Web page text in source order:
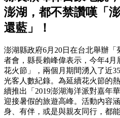
澎湖，都不禁讚嘆「
還藍」！
澎湖縣政府6月20日在台北舉辦
者會，縣長賴峰偉表示，今年4月
花火節」，兩個月期間湧入了近
光客人數紀錄。為延續花火節的
續推出「2019澎湖海洋派對嘉年
迎接暑假的旅遊高峰。活動內容
身、有伴，或是與親友同行，都